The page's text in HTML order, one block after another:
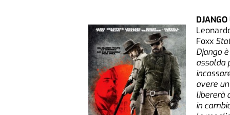
Foxx
Django
assolda
avere
libererà
in